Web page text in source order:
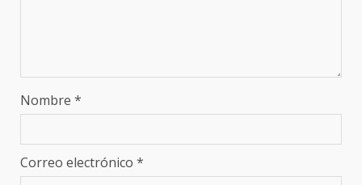
Nombre *
Correo electrónico *